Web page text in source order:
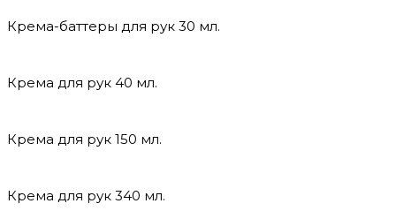
Крема-баттеры для рук 30 мл.
Крема для рук 40 мл.
Крема для рук 150 мл.
Крема для рук 340 мл.